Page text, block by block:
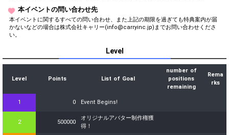
本イベントの問い合わせ先
本イベントに関するすべての問い合わせ、また上記の期限を過ぎても特典案内が届
かないなどの場合は株式会社キャリー(info@carryinc.jp)までお問い合わせくださ
い。
Level
Level Points List of Goal
number of
positions
remaining
Rema
rks
1 0 Event Begins!
2 500000
オリジナルアバター制作権獲
得！